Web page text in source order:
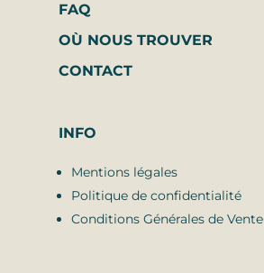
FAQ
OÙ NOUS TROUVER
CONTACT
INFO
Mentions légales
Politique de confidentialité
Conditions Générales de Vente